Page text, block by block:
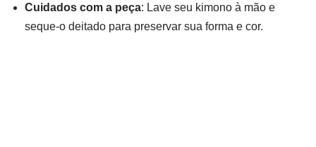
Cuidados com a peça: Lave seu kimono à mão e
seque-o deitado para preservar sua forma e cor.